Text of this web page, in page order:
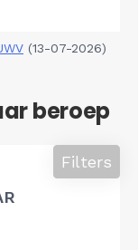
(13-07-2026)
beroep
Filters